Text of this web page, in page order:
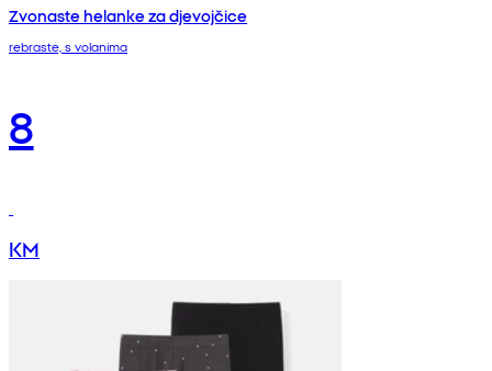
Zvonaste helanke za djevojčice
rebraste, s volanima
8
KM